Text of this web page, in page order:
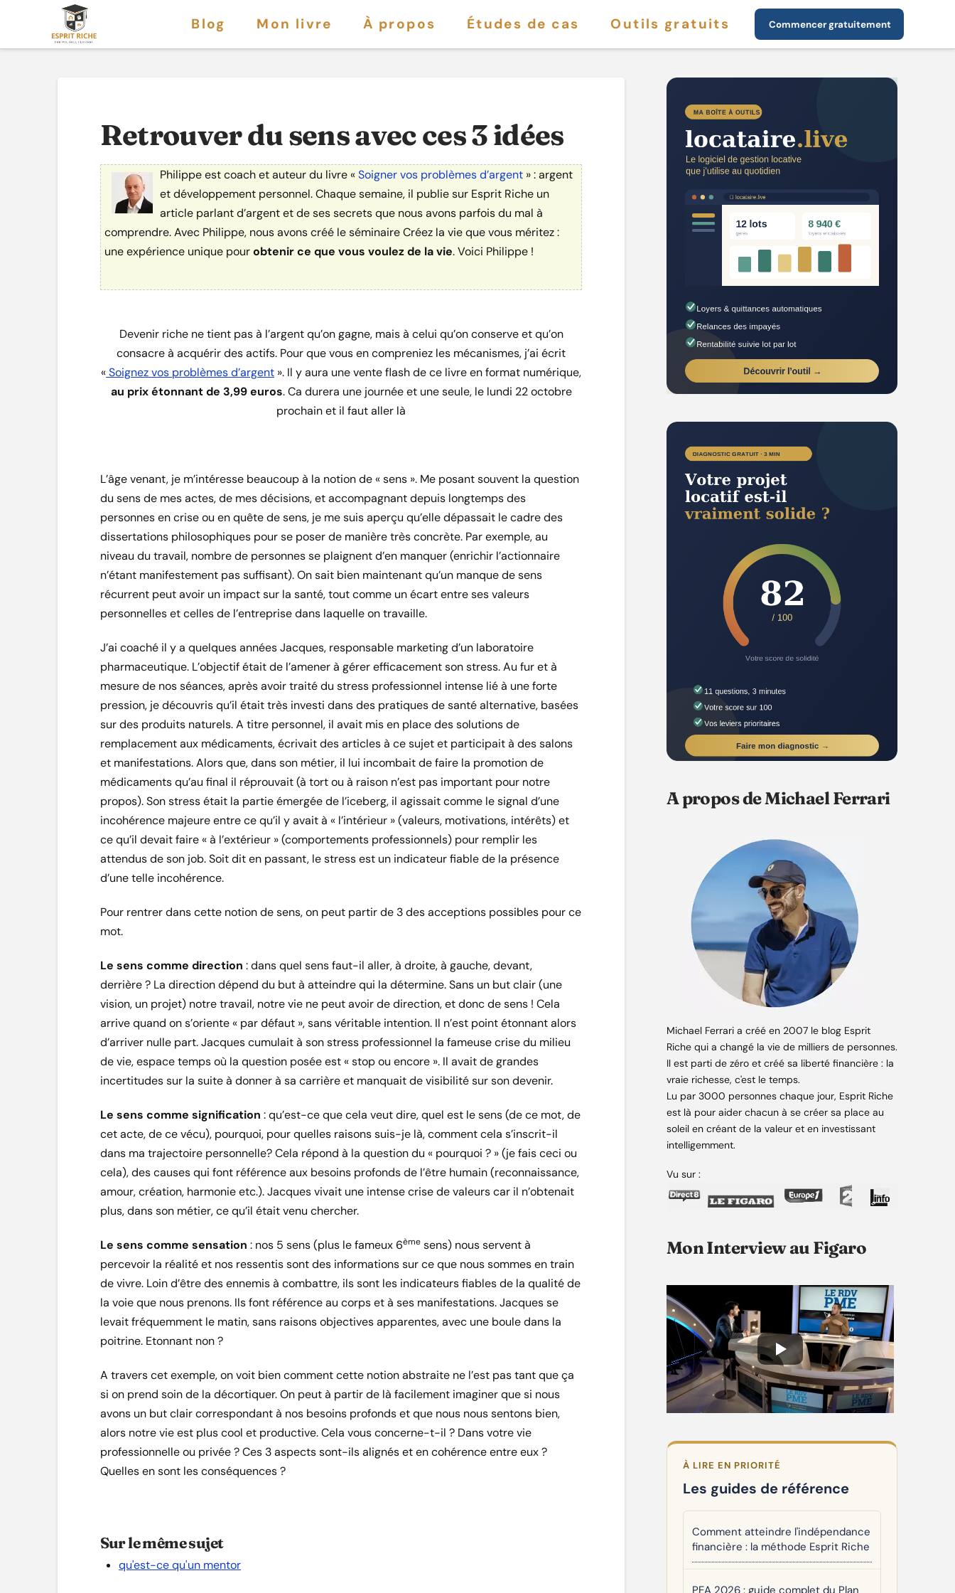
Blog Mon livre À propos Études de cas Outils gratuits Commencer gratuitement
Retrouver du sens avec ces 3 idées
Philippe est coach et auteur du livre «Soigner vos problèmes d’argent» : argent
et développement personnel. Chaque semaine, il publie sur Esprit Riche un
article parlant d’argent et de ses secrets que nous avons parfois du mal à
comprendre. Avec Philippe, nous avons créé le séminaire Créez la vie que vous méritez :
une expérience unique pourobtenir ce que vous voulez de la vie. Voici Philippe !
Devenir riche ne tient pas à l’argent qu’on gagne, mais à celui qu’on conserve et qu’on
consacre à acquérir des actifs. Pour que vous en compreniez les mécanismes, j’ai écrit
«Soignez vos problèmes d’argent ». Il y aura une vente flash de ce livre en format numérique,
au prix étonnant de 3,99 euros. Ca durera une journée et une seule, le lundi 22 octobre
prochain et il faut aller là
L’âge venant, je m’intéresse beaucoup à la notion de « sens ». Me posant souvent la question
du sens de mes actes, de mes décisions, et accompagnant depuis longtemps des
personnes en crise ou en quête de sens, je me suis aperçu qu’elle dépassait le cadre des
dissertations philosophiques pour se poser de manière très concrète. Par exemple, au
niveau du travail, nombre de personnes se plaignent d’en manquer (enrichir l’actionnaire
n’étant manifestement pas suffisant). On sait bien maintenant qu’un manque de sens
récurrent peut avoir un impact sur la santé, tout comme un écart entre ses valeurs
personnelles et celles de l’entreprise dans laquelle on travaille.
J’ai coaché il y a quelques années Jacques, responsable marketing d’un laboratoire
pharmaceutique. L’objectif était de l’amener à gérer efficacement son stress. Au fur et à
mesure de nos séances, après avoir traité du stress professionnel intense lié à une forte
pression, je découvris qu’il était très investi dans des pratiques de santé alternative, basées
sur des produits naturels. A titre personnel, il avait mis en place des solutions de
remplacement aux médicaments, écrivait des articles à ce sujet et participait à des salons
et manifestations. Alors que, dans son métier, il lui incombait de faire la promotion de
médicaments qu’au final il réprouvait (à tort ou à raison n’est pas important pour notre
propos). Son stress était la partie émergée de l’iceberg, il agissait comme le signal d’une
incohérence majeure entre ce qu’il y avait à « l’intérieur » (valeurs, motivations, intérêts) et
ce qu’il devait faire « à l’extérieur » (comportements professionnels) pour remplir les
attendus de son job. Soit dit en passant, le stress est un indicateur fiable de la présence
d’une telle incohérence.
Pour rentrer dans cette notion de sens, on peut partir de 3 des acceptions possibles pour ce
mot.
Le sens comme direction : dans quel sens faut-il aller, à droite, à gauche, devant,
derrière ? La direction dépend du but à atteindre qui la détermine. Sans un but clair (une
vision, un projet) notre travail, notre vie ne peut avoir de direction, et donc de sens ! Cela
arrive quand on s’oriente « par défaut », sans véritable intention. Il n’est point étonnant alors
d’arriver nulle part. Jacques cumulait à son stress professionnel la fameuse crise du milieu
de vie, espace temps où la question posée est « stop ou encore ». Il avait de grandes
incertitudes sur la suite à donner à sa carrière et manquait de visibilité sur son devenir.
Le sens comme signification : qu’est-ce que cela veut dire, quel est le sens (de ce mot, de
cet acte, de ce vécu), pourquoi, pour quelles raisons suis-je là, comment cela s’inscrit-il
dans ma trajectoire personnelle? Cela répond à la question du « pourquoi ? » (je fais ceci ou
cela), des causes qui font référence aux besoins profonds de l’être humain (reconnaissance,
amour, création, harmonie etc.). Jacques vivait une intense crise de valeurs car il n’obtenait
plus, dans son métier, ce qu’il était venu chercher.
Le sens comme sensation : nos 5 sens (plus le fameux 6èmesens) nous servent à
percevoir la réalité et nos ressentis sont des informations sur ce que nous sommes en train
de vivre. Loin d’être des ennemis à combattre, ils sont les indicateurs fiables de la qualité de
la voie que nous prenons. Ils font référence au corps et à ses manifestations. Jacques se
levait fréquemment le matin, sans raisons objectives apparentes, avec une boule dans la
poitrine. Etonnant non ?
A travers cet exemple, on voit bien comment cette notion abstraite ne l’est pas tant que ça
si on prend soin de la décortiquer. On peut à partir de là facilement imaginer que si nous
avons un but clair correspondant à nos besoins profonds et que nous nous sentons bien,
alors notre vie est plus cool et productive. Cela vous concerne-t-il ? Dans votre vie
professionnelle ou privée ? Ces 3 aspects sont-ils alignés et en cohérence entre eux ?
Quelles en sont les conséquences ?
Sur le même sujet
qu'est-ce qu'un mentor
A propos de Michael Ferrari
Michael Ferrari a créé en 2007 le blog Esprit
Riche qui a changé la vie de milliers de personnes.
Il est parti de zéro et créé sa liberté financière : la
vraie richesse, c'est le temps.
Lu par 3000 personnes chaque jour, Esprit Riche
est là pour aider chacun à se créer sa place au
soleil en créant de la valeur et en investissant
intelligemment.
Vu sur :
Mon Interview au Figaro
À LIRE EN PRIORITÉ
Les guides de référence
Comment atteindre l'indépendance
financière : la méthode Esprit Riche
PEA 2026 : guide complet du Plan